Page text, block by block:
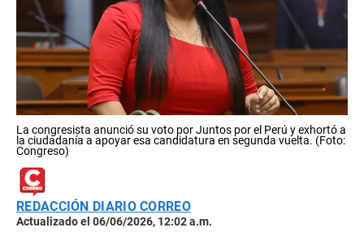
La congresista anunció su voto por Juntos por el Perú y exhortó a
la ciudadanía a apoyar esa candidatura en segunda vuelta. (Foto:
Congreso)
REDACCIÓN DIARIO CORREO
Actualizado el 06/06/2026, 12:02 a.m.